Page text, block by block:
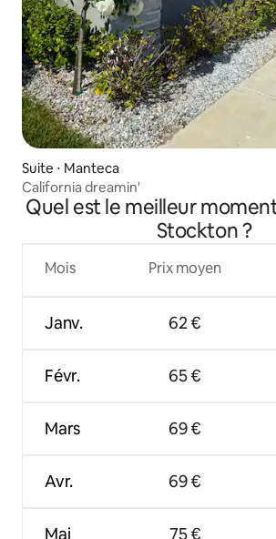
Suite ⋅ Manteca
California dreamin'
Quel est le meilleur
Stockton ?
Mois
Janv.
Févr.
Mars
Avr.
Mai
Prix moyen
62 €
65 €
69 €
69 €
75 €